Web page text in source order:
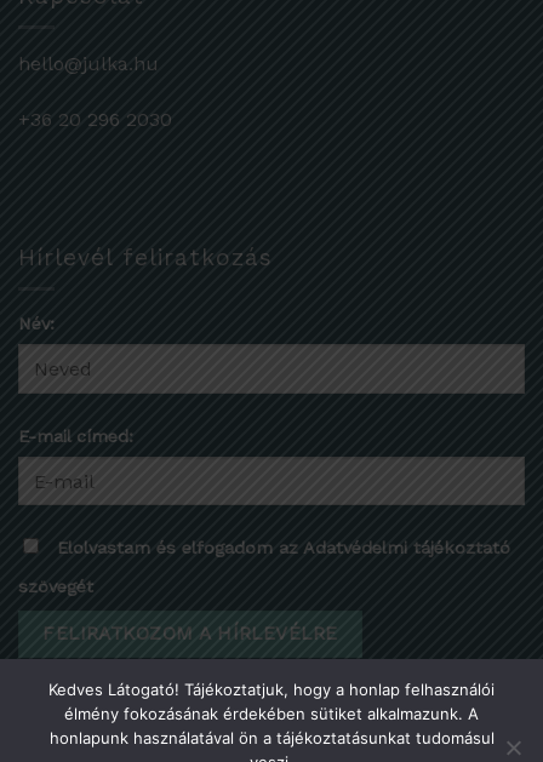
hello@julka.hu
+36 20 296 2030
Hírlevél feliratkozás
Név:
E-mail címed:
Elolvastam és elfogadom az Adatvédelmi tájékoztató
szövegét
Kedves Látogató! Tájékoztatjuk, hogy a honlap felhasználói
élmény fokozásának érdekében sütiket alkalmazunk. A
honlapunk használatával ön a tájékoztatásunkat tudomásul